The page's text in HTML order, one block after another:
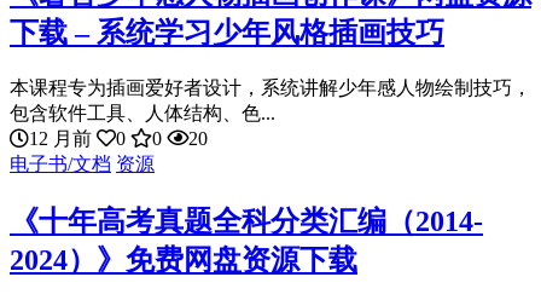
下载 – 系统学习少年风格插画技巧
本课程专为插画爱好者设计，系统讲解少年感人物绘制技巧，
包含软件工具、人体结构、色...
12 月前
0 0
20
电子书/文档 资源
《十年高考真题全科分类汇编（2014-
2024）》免费网盘资源下载